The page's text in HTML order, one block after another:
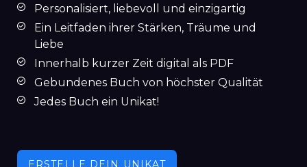
Personalisiert, liebevoll und einzigartig
Ein Leitfaden ihrer Stärken, Träume und
Liebe
Innerhalb kurzer Zeit digital als PDF
Gebundenes Buch von höchster Qualität
Jedes Buch ein Unikat!
ERSTELLE DEIN UNIKAT